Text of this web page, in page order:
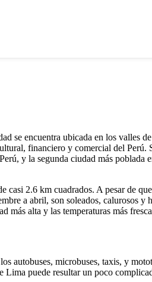
se encuentra ubicada en los valles
financiero y comercial del Perú.
y la segunda ciudad más poblada
casi 2.6 km cuadrados. A pesar de
a abril, son soleados, calurosos y
más alta y las temperaturas más
autobuses, microbuses, taxis, y
puede resultar un poco